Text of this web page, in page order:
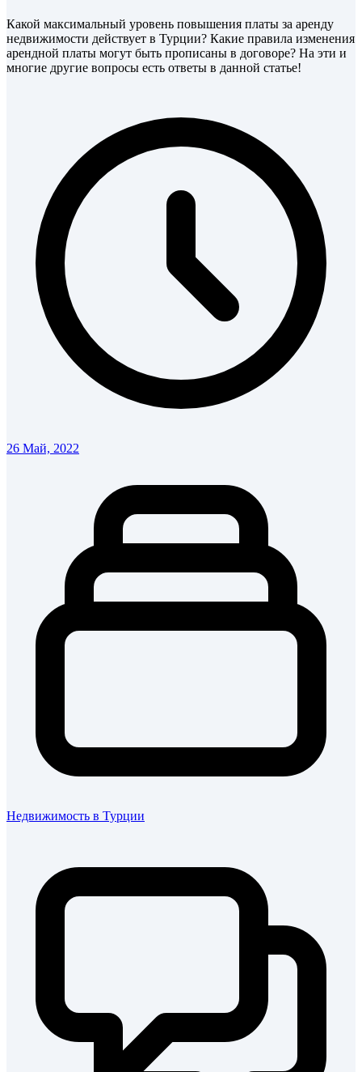
Какой максимальный уровень повышения платы за аренду
недвижимости действует в Турции? Какие правила изменения
арендной платы могут быть прописаны в договоре? На эти и
многие другие вопросы есть ответы в данной статье!
26 Май, 2022
Недвижимость в Турции